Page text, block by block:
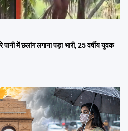
में छलांग लगाना पड़ा भारी, 25 वर्षीय युवक